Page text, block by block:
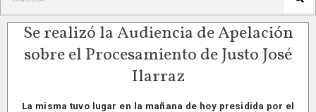
Se realizó la Audiencia de Apelación
sobre el Procesamiento de Justo José
Ilarraz
La misma tuvo lugar en la mañana de hoy presidida por el